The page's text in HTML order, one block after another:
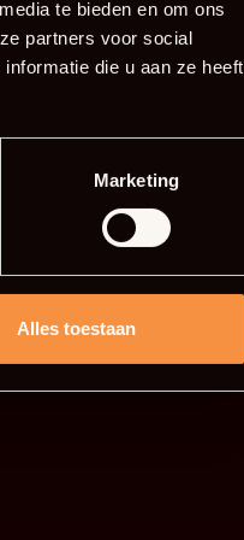
te bieden en om ons
partners voor social
die u aan ze heeft
Marketing
Alles toestaan